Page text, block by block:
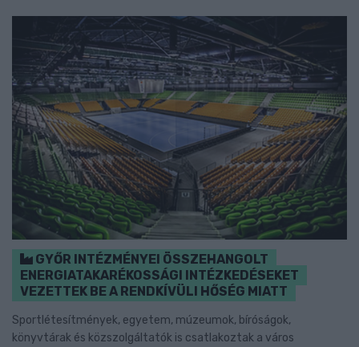
GYŐR INTÉZMÉNYEI ÖSSZEHANGOLT
ENERGIATAKARÉKOSSÁGI INTÉZKEDÉSEKET
VEZETTEK BE A RENDKÍVÜLI HŐSÉG MIATT
Sportlétesítmények, egyetem, múzeumok, bíróságok,
könyvtárak és közszolgáltatók is csatlakoztak a város